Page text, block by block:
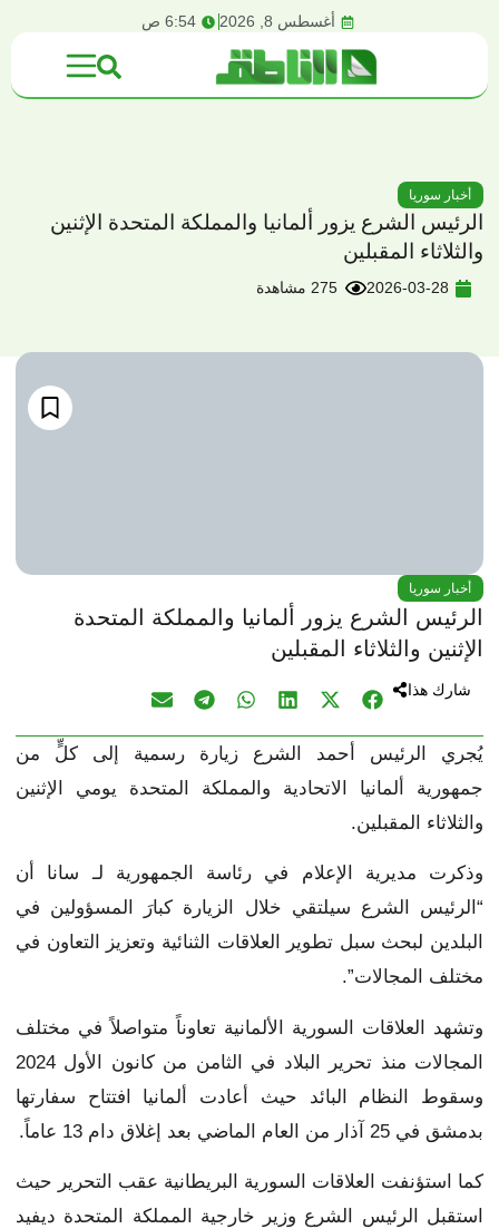
أغسطس 8, 2026 6:54 ص
أخبار سوريا
الرئيس الشرع يزور ألمانيا والمملكة المتحدة الإثنين
والثلاثاء المقبلين
2026-03-28 275 مشاهدة
أخبار سوريا
الرئيس الشرع يزور ألمانيا والمملكة المتحدة
الإثنين والثلاثاء المقبلين
شارك هذا
يُجري الرئيس أحمد الشرع زيارة رسمية إلى كلٍّ من
جمهورية ألمانيا الاتحادية والمملكة المتحدة يومي الإثنين
والثلاثاء المقبلين.
وذكرت مديرية الإعلام في رئاسة الجمهورية لـ سانا أن
“الرئيس الشرع سيلتقي خلال الزيارة كبارَ المسؤولين في
البلدين لبحث سبل تطوير العلاقات الثنائية وتعزيز التعاون في
مختلف المجالات”.
وتشهد العلاقات السورية الألمانية تعاوناً متواصلاً في مختلف
المجالات منذ تحرير البلاد في الثامن من كانون الأول 2024
وسقوط النظام البائد حيث أعادت ألمانيا افتتاح سفارتها
بدمشق في 25 آذار من العام الماضي بعد إغلاق دام 13 عاماً.
كما استؤنفت العلاقات السورية البريطانية عقب التحرير حيث
استقبل الرئيس الشرع وزير خارجية المملكة المتحدة ديفيد